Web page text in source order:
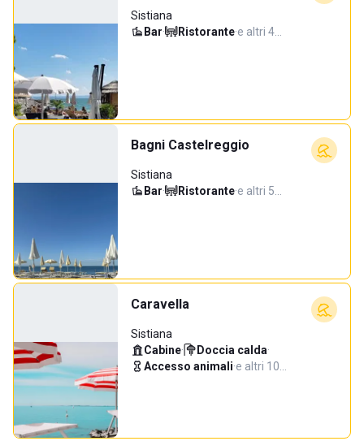
Sistiana
Bar· Ristorante·e altri 4…
Bagni Castelreggio
Sistiana
Bar· Ristorante·e altri 5…
Caravella
Sistiana
Cabine· Doccia calda·
Accesso animali·e altri 10…